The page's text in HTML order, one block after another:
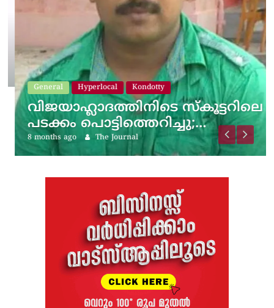
General Hyperlocal Kondotty
വിജയാഹ്ലാദത്തിനിടെ സ്കൂട്ടറിലെ
പടക്കം പൊട്ടിത്തെറിച്ചു;…
8 months ago The Journal